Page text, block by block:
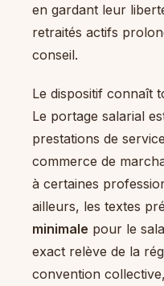
en gardant leur
retraités actifs
conseil.
Le dispositif connaît
Le portage salarial
prestations de
commerce de
à certaines
ailleurs, les textes
minimale pour le
exact relève de la
convention